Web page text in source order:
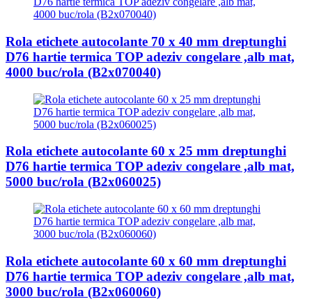
Rola etichete autocolante 70 x 40 mm dreptunghi
D76 hartie termica TOP adeziv congelare ,alb mat,
4000 buc/rola (B2x070040)
Rola etichete autocolante 60 x 25 mm dreptunghi
D76 hartie termica TOP adeziv congelare ,alb mat,
5000 buc/rola (B2x060025)
Rola etichete autocolante 60 x 60 mm dreptunghi
D76 hartie termica TOP adeziv congelare ,alb mat,
3000 buc/rola (B2x060060)